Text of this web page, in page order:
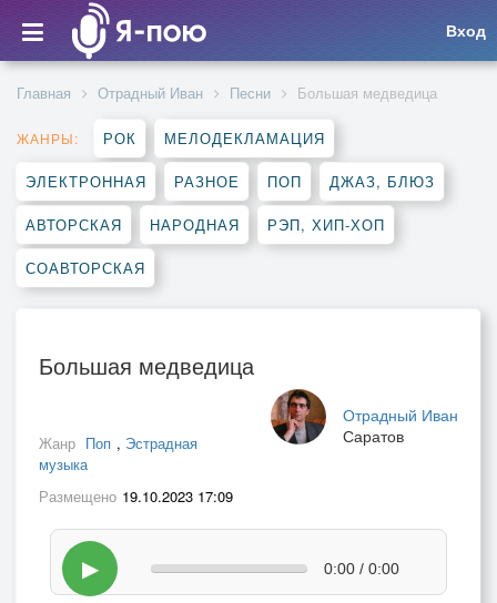
Вход
Главная Отрадный Иван Песни Большая медведица
ЖАНРЫ: РОК МЕЛОДЕКЛАМАЦИЯ
ЭЛЕКТРОННАЯ РАЗНОЕ ПОП ДЖАЗ, БЛЮЗ
АВТОРСКАЯ НАРОДНАЯ РЭП, ХИП-ХОП
СОАВТОРСКАЯ
Большая медведица
Отрадный Иван
Саратов
Жанр Поп , Эстрадная
музыка
Размещено 19.10.2023 17:09
▶ 0:00 / 0:00